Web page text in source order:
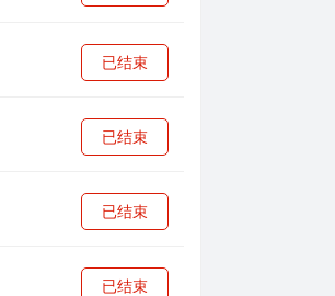
已结束
已结束
已结束
已结束